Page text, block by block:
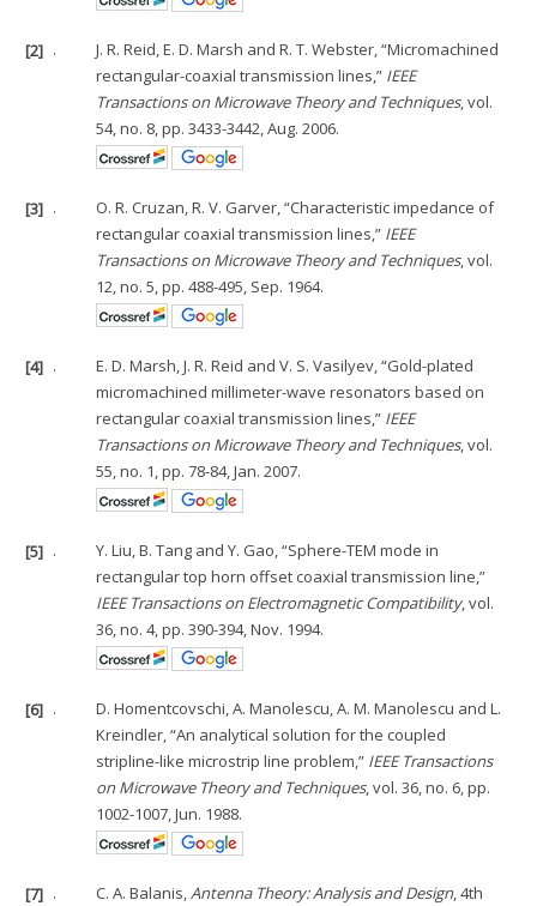
[2] .
J. R. Reid, E. D. Marsh and R. T. Webster, “Micromachined
rectangular-coaxial transmission lines,” IEEE
Transactions on Microwave Theory and Techniques, vol.
54, no. 8, pp. 3433-3442, Aug. 2006.
[3] .
O. R. Cruzan, R. V. Garver, “Characteristic impedance of
rectangular coaxial transmission lines,” IEEE
Transactions on Microwave Theory and Techniques, vol.
12, no. 5, pp. 488-495, Sep. 1964.
[4] .
E. D. Marsh, J. R. Reid and V. S. Vasilyev, “Gold-plated
micromachined millimeter-wave resonators based on
rectangular coaxial transmission lines,” IEEE
Transactions on Microwave Theory and Techniques, vol.
55, no. 1, pp. 78-84, Jan. 2007.
[5] .
Y. Liu, B. Tang and Y. Gao, “Sphere-TEM mode in
rectangular top horn offset coaxial transmission line,”
IEEE Transactions on Electromagnetic Compatibility, vol.
36, no. 4, pp. 390-394, Nov. 1994.
[6] .
D. Homentcovschi, A. Manolescu, A. M. Manolescu and L.
Kreindler, “An analytical solution for the coupled
stripline-like microstrip line problem,” IEEE Transactions
on Microwave Theory and Techniques, vol. 36, no. 6, pp.
1002-1007, Jun. 1988.
[7] . C. A. Balanis,Antenna Theory: Analysis and Design, 4th